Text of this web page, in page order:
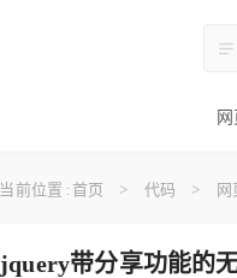
当前位置 :首页 > 代码 > 网
jquery带分享功能的